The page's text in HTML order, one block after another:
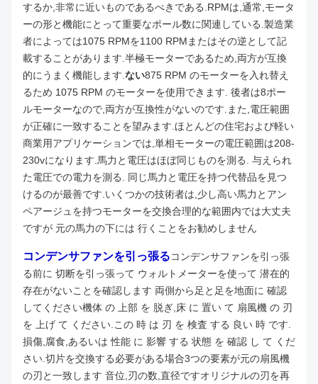
するか,非常に近いものであるべきである.RPMは,通常,モータ
ーの形と機能にとって重要なポール数に関連している.製造業
者によっては1075 RPMを1100 RPMまたはその逆として記
載することがあります.半極モーターであるため,両方が互換
的にうまく機能します. ない875 RPM のモーターを入れ替え
るため 1075 RPM のモーターを使用できます. 後者は8ポー
ルモーターなので,両方が互換性がないのです. また,電圧範囲
が正確に一致することを望みます.ほとんどの住宅および軽い
商業用アプリケーションでは,単相モーターの電圧範囲は208-
230vになります. 馬力と電圧はほぼ同じものを測る. 与えられ
た電圧での電力を測る. 同じ馬力と電圧を持つ代替品を見つ
けるのが最善です.いくつかの技術者は,少し高い馬力とアン
ペアージュを持つモーターを交換合理的な範囲内では大丈夫
ですが 元の馬力の下には 行くことをお勧めしません
コンデンサファンを引っ張るコンデンサファンを引っ張
る前に 切断を引っ張って ウォルトメーターを使って 潜在的
存在がないことを確認します 両側から足と足を地面に 確認
してください機体 の 上部 を 脱ぎ,床 に 置い て 扇風機 の 刃
を 上げ て ください.この 時 は 刃 を 検査 する 良い 時 です.
損傷,腐食,あるいは 性能 に 影響 する 状態 を 確認 し て くだ
さい.切片を交換する必要がある場合3つの要素が元の扇風機
の刃と一致します 音位,刃の数,直径ですオリジナルの刃を再